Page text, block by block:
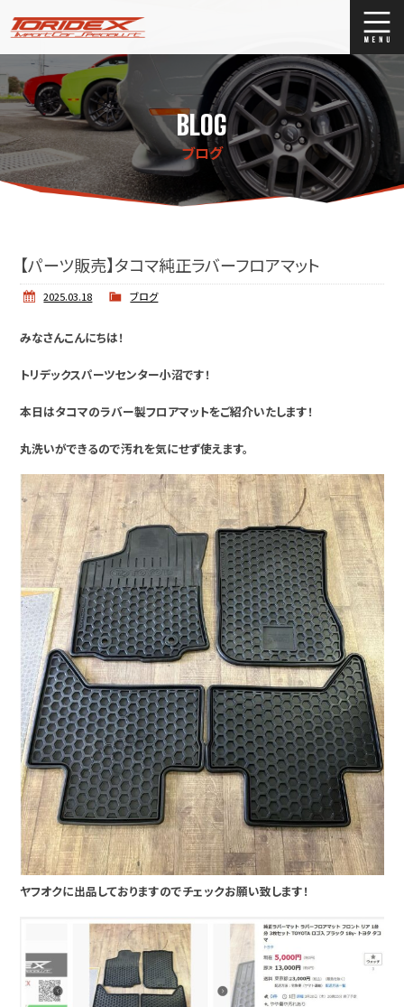
ブログ
Stock list
ストックリスト
買取
BLOG
ブログ
【パーツ販売】タコマ純正ラバーフロアマット
2025.03.18 ブログ
みなさんこんにちは！
トリデックスパーツセンター小沼です！
本日はタコマのラバー製フロアマットをご紹介いたします！
丸洗いができるので汚れを気にせず使えます。
ヤフオクに出品しておりますのでチェックお願い致します！